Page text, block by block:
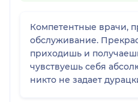
Компетентные врачи,
обслуживание.
приходишь и
чувствуешь себя
никто не задает